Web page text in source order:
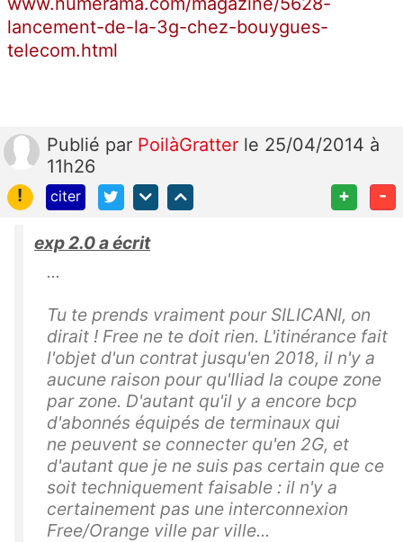
lancement-de-la-3g-chez-bouygues-
telecom.html
Publié par PoilàGratter le 25/04/2014 à
11h26
!
citer + -
exp 2.0 a écrit
...
Tu te prends vraiment pour SILICANI, on
dirait ! Free ne te doit rien. L'itinérance fait
l'objet d'un contrat jusqu'en 2018, il n'y a
aucune raison pour qu'Iliad la coupe zone
par zone. D'autant qu'il y a encore bcp
d'abonnés équipés de terminaux qui
ne peuvent se connecter qu'en 2G, et
d'autant que je ne suis pas certain que ce
soit techniquement faisable : il n'y a
certainement pas une interconnexion
Free/Orange ville par ville...